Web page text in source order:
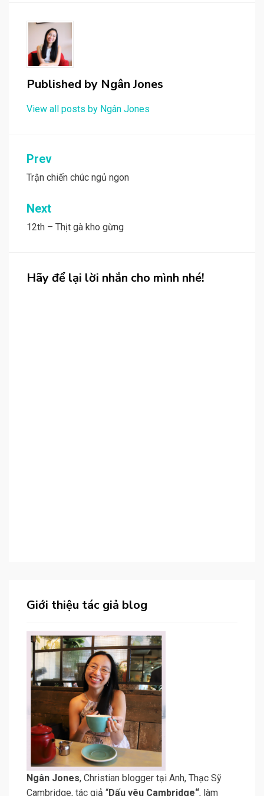
Published by Ngân Jones
View all posts by Ngân Jones
Post
navigation
Prev
Trận chiến chúc ngủ ngon
Next
12th – Thịt gà kho gừng
Hãy để lại lời nhắn cho mình nhé!
Giới thiệu tác giả blog
N gân Jones, Christian blogger tại Anh, Thạc Sỹ
Cambridge, tác giả “Dấu yêu Cambridge“, làm